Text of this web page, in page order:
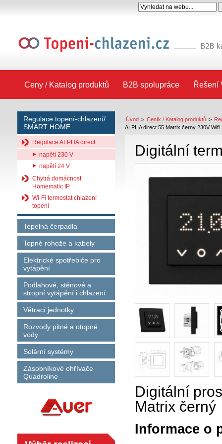
Ceny / Katalog produktů B2B spolupráce Řešení
Regulace topení-chlazení/
SMART HOME
Regulace ALPHA direct
napětí 230 V
napětí 24 V
Chytrá domácnost
Homematic IP
Wi-Fi termostat chlazení
topení
Tepelná čerpadla
Topné rohože a kabely
Elektrické spotřebiče pro
vytápění
Podlahové, stěnové a
stropní vytápění i chlazení
Větrací jednotky
Rozvody pitné a otopné
vody
Solární systémy
Zásobníkové ohřívače
Quadroline
Úvod > Ceník / Katalog produktů >
ALPHA direct 55 Matrix černý 230V Wifi
Digitální
Digitální
Matrix černý
Informace o